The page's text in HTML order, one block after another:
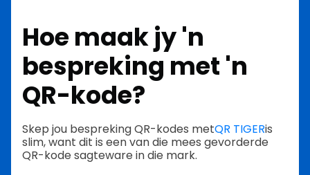
Hoe maak jy 'n
bespreking met 'n
QR-kode?
Skep jou bespreking QR-kodes metQR TIGERis
slim, want dit is een van die mees gevorderde
QR-kode sagteware in die mark.